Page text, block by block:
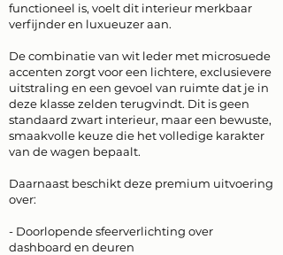
functioneel is, voelt dit interieur merkbaar
verfijnder en luxueuzer aan.
De combinatie van wit leder met microsuede
accenten zorgt voor een lichtere, exclusievere
uitstraling en een gevoel van ruimte dat je in
deze klasse zelden terugvindt. Dit is geen
standaard zwart interieur, maar een bewuste,
smaakvolle keuze die het volledige karakter
van de wagen bepaalt.
Daarnaast beschikt deze premium uitvoering
over:
- Doorlopende sfeerverlichting over
dashboard en deuren